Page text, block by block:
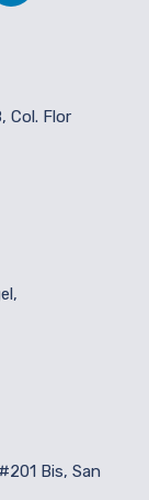
Col. Flor
Bis, San